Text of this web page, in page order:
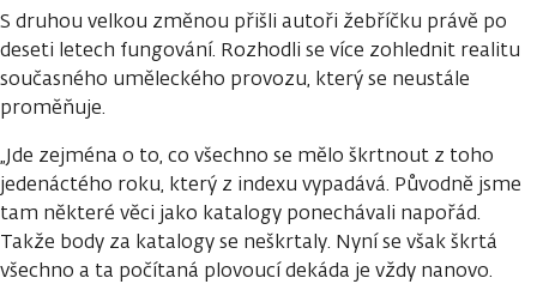
S druhou velkou změnou přišli autoři žebříčku právě po
deseti letech fungování. Rozhodli se více zohlednit realitu
současného uměleckého provozu, který se neustále
proměňuje.
„Jde zejména o to, co všechno se mělo škrtnout z toho
jedenáctého roku, který z indexu vypadává. Původně jsme
tam některé věci jako katalogy ponechávali napořád.
Takže body za katalogy se neškrtaly. Nyní se však škrtá
všechno a ta počítaná plovoucí dekáda je vždy nanovo.